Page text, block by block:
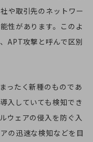
や取引先のネットワー
性があります。このよ
APT攻撃と呼んで区別
ったく新種のものであ
入していても検知でき
ウェアの侵入を防ぐ入
の迅速な検知などを目